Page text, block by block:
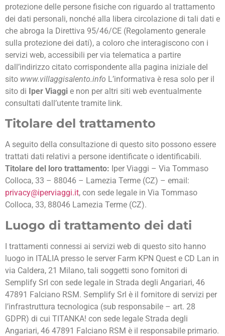
protezione delle persone fisiche con riguardo al trattamento
dei dati personali, nonché alla libera circolazione di tali dati e
che abroga la Direttiva 95/46/CE (Regolamento generale
sulla protezione dei dati), a coloro che interagiscono con i
servizi web, accessibili per via telematica a partire
dall’indirizzo citato corrispondente alla pagina iniziale del
sito www.villaggisalento.info L’informativa è resa solo per il
sito di Iper Viaggi e non per altri siti web eventualmente
consultati dall’utente tramite link.
Titolare del trattamento
A seguito della consultazione di questo sito possono essere
trattati dati relativi a persone identificate o identificabili.
Titolare del loro trattamento: Iper Viaggi – Via Tommaso
Colloca, 33 – 88046 – Lamezia Terme (CZ) – email:
privacy@iperviaggi.it, con sede legale in Via Tommaso
Colloca, 33, 88046 Lamezia Terme (CZ).
Luogo di trattamento dei dati
I trattamenti connessi ai servizi web di questo sito hanno
luogo in ITALIA presso le server Farm KPN Quest e CD Lan in
via Caldera, 21 Milano, tali soggetti sono fornitori di
Semplify Srl con sede legale in Strada degli Angariari, 46
47891 Falciano RSM. Semplify Srl è il fornitore di servizi per
l’infrastruttura tecnologica (sub responsabile – art. 28
GDPR) di cui TITANKA! con sede legale Strada degli
Angariari, 46 47891 Falciano RSM è il responsabile primario.